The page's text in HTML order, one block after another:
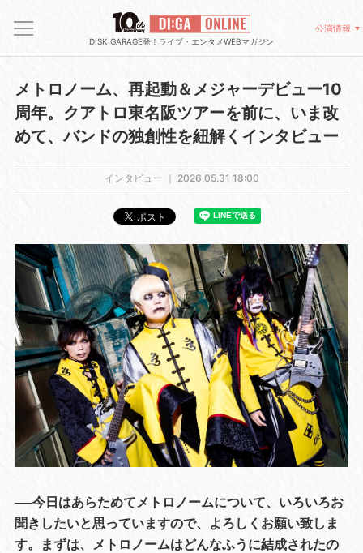
DISK GARAGE発！ライブ・エンタメWEBマガジン
公演情報
メトロノーム、再起動＆メジャーデビュー10
周年。クアトロ東名阪ツアーを前に、いま改
めて、バンドの独創性を紐解くインタビュー
インタビュー ｜ 2026.05.31 18:00
──今日はあらためてメトロノームについて、いろいろお
聞きしたいと思っていますので、よろしくお願い致しま
す。まずは、メトロノームはどんなふうに結成されたの